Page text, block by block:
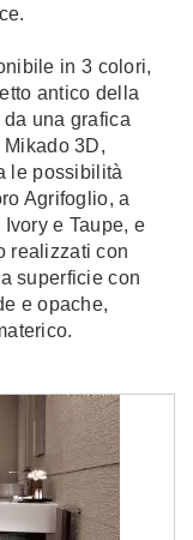
in 3 colori,
antico della
una grafica
3D,
le possibilità
Agrifoglio, a
e Taupe, e
realizzati con
superficie con
e opache,